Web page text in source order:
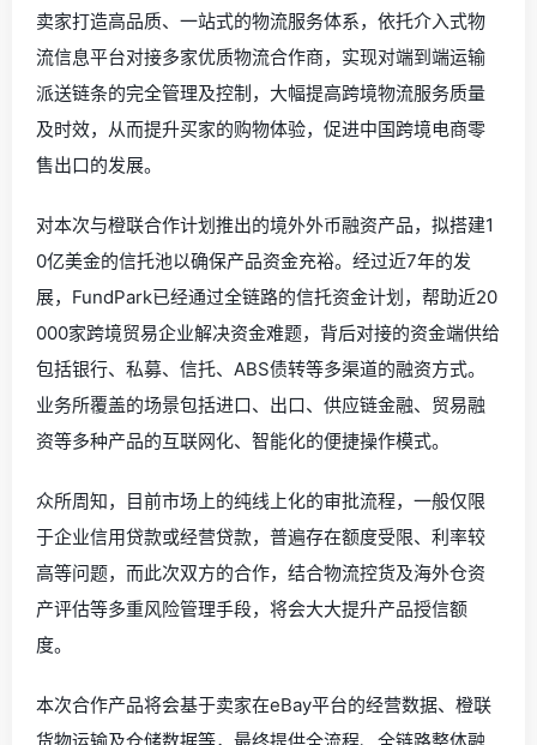
卖家打造高品质、一站式的物流服务体系，依托介入式物
流信息平台对接多家优质物流合作商，实现对端到端运输
派送链条的完全管理及控制，大幅提高跨境物流服务质量
及时效，从而提升买家的购物体验，促进中国跨境电商零
售出口的发展。
对本次与橙联合作计划推出的境外外币融资产品，拟搭建1
0亿美金的信托池以确保产品资金充裕。 经过近7年的发
展， FundPark已经通过全链路的信托资金计划，帮助近20
000家跨境贸易企业解决资金难题，背后对接的资金端供给
包括银行、私募、信托、ABS债转等多渠道的融资方式。
业务所覆盖的场景包括进口、出口、供应链金融、贸易融
资等多种产品的互联网化、智能化的便捷操作模式。
众所周知，目前市场上的纯线上化的审批流程，一般仅限
于企业信用贷款或经营贷款，普遍存在额度受限、利率较
高等问题，而此次双方的合作，结合物流控货及海外仓资
产评估等多重风险管理手段，将会大大提升产品授信额
度。
本次合作产品将会基于卖家在eBay平台的经营数据、橙联